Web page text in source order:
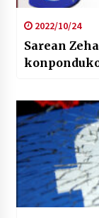
2022/10/24
Sarean